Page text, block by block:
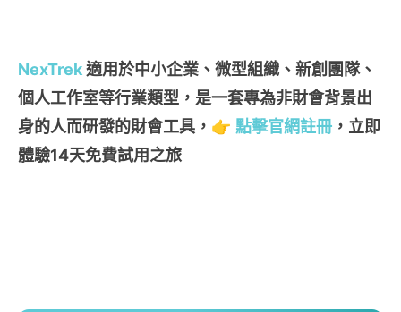
NexTrek適用於中小企業、微型組織、新創團隊、
個人工作室等行業類型，是一套專為非財會背景出
身的人而研發的財會工具， 👉 點擊官網註冊 ，立即
體驗14天免費試用之旅